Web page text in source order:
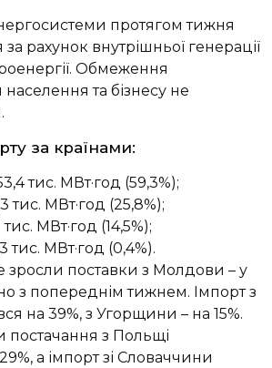
протягом тижня
рахунок внутрішньої генерації
Обмеження
та бізнесу не
за країнами:
тис. МВт·год (59,3%);
тис. МВт·год (25,8%);
МВт·год (14,5%);
тис. МВт·год (0,4%).
зросли поставки з Молдови – у
з попереднім тижнем. Імпорт з
на 39%, з Угорщини – на 15%.
постачання з Польщі
а імпорт зі Словаччини